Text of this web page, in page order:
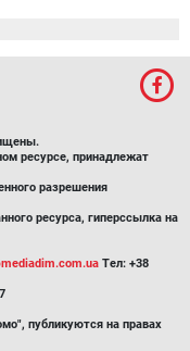
ресурсе, принадлежат
разрешения
ресурса, гиперссылка на
Тел: +38
публикуются на правах